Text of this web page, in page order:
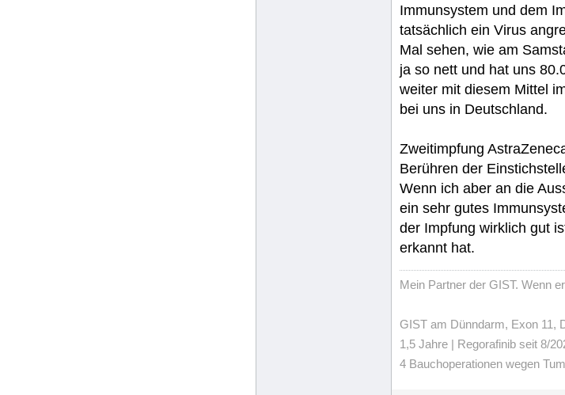
Immunsystem und dem
tatsächlich ein Virus
Mal sehen, wie am
ja so nett und hat uns
weiter mit diesem Mittel
bei uns in Deutschland.
Zweitimpfung
Berühren der
Wenn ich aber an die
ein sehr gutes
der Impfung wirklich gut
erkannt hat.
Mein Partner der GIST. Wenn
GIST am Dünndarm, Exon 11,
1,5 Jahre | Regorafinib seit 8/
4 Bauchoperationen wegen